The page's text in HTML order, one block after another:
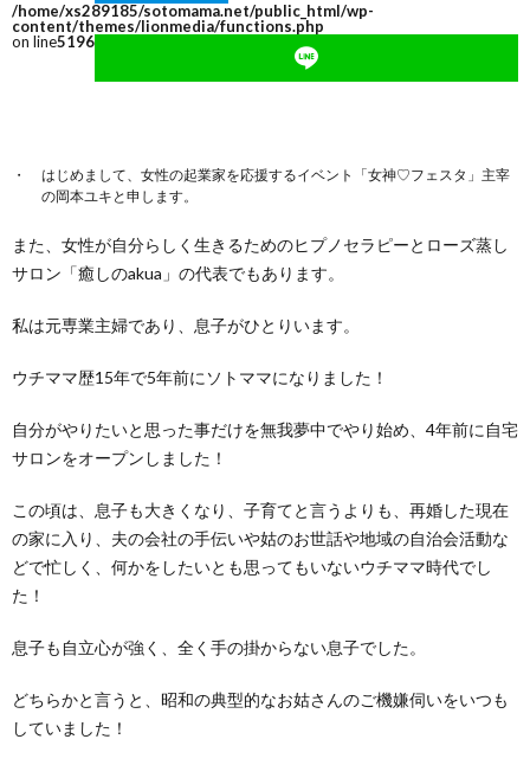
/home/xs289185/sotomama.net/public_html/wp-
content/themes/lionmedia/functions.php
on line5196
はじめまして、女性の起業家を応援するイベント「女神♡フェスタ」主宰
の岡本ユキと申します。
また、女性が自分らしく生きるためのヒプノセラピーとローズ蒸し
サロン「癒しのakua 」の代表でもあります。
私は元専業主婦であり、息子がひとりいます。
ウチママ歴15年で5年前にソトママになりました！
自分がやりたいと思った事だけを無我夢中でやり始め、 4年前に自宅
サロンをオープンしました！
この頃は、息子も大きくなり、子育てと言うよりも、再婚した現在
の家に入り、夫の会社の手伝いや姑のお世話や地域の自治会活動な
どで忙しく、何かをしたいとも思ってもいないウチママ時代でし
た！
息子も自立心が強く、全く手の掛からない息子でした。
どちらかと言うと、昭和の典型的なお姑さんのご機嫌伺いをいつも
していました！